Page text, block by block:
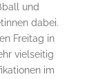
und
dabei.
Freitag in
vielseitig
im